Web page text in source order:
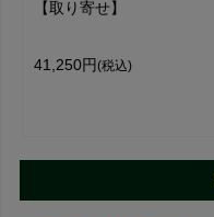
【取り寄せ】
41,250円(税込)